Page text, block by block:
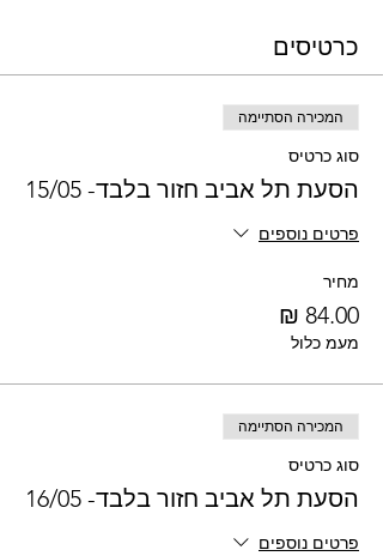
כרטיסים
המכירה הסתיימה
סוג כרטיס
הסעת תל אביב חזור בלבד- 15/05
פרטים נוספים
מחיר
מעמ כלול
המכירה הסתיימה
סוג כרטיס
הסעת תל אביב חזור בלבד- 16/05
פרטים נוספים